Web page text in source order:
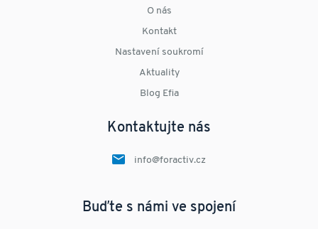
O nás
Kontakt
Nastavení soukromí
Aktuality
Blog Efia
Kontaktujte nás
info@foractiv.cz
Buďte s námi ve spojení